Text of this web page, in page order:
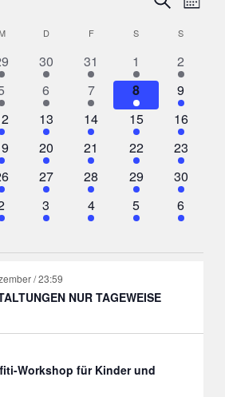
Suche
und
MITTWOCH
DDONNERSTAG
FFREITAG S SAMSTAGS
1
Veranstaltung
30
1
Veranstaltung
31
4
Veranstaltungen
1
2
2
3
Veranstaltungen
6
3
Veranstaltungen
7
2
8
1
9
2
Veranstaltungen
13
2
Veranstaltungen
14
2
Veranstaltungen
15
3
16
2
Veranstaltungen
20
3
Veranstaltungen
21
3
Veranstaltungen
22
2
23
2
Veranstaltungen
27
2
Veranstaltungen
28
5
Veranstaltungen
29
5
30
2
Veranstaltungen
3
2
Veranstaltungen
4
2
Veranstaltungen
5
2
6
/ 23:59
NUR TAGEWEISE
Workshop für Kinder und